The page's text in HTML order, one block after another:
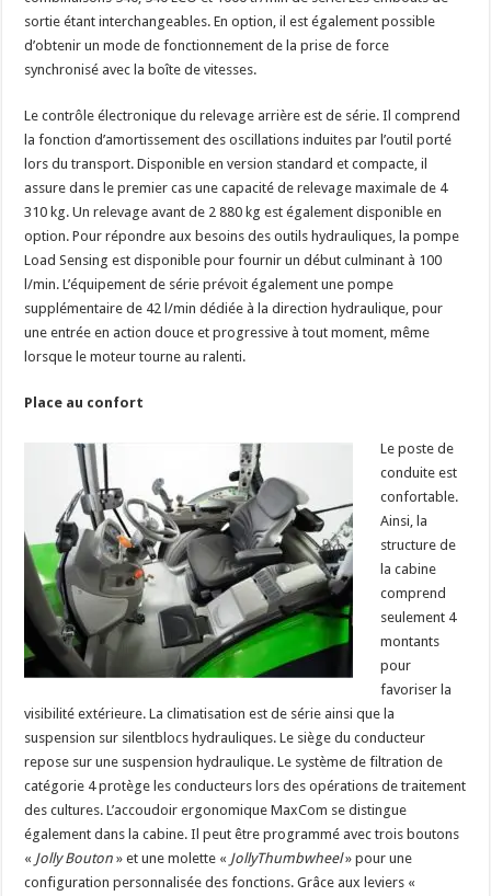
sortie étant interchangeables. En option, il est également possible
d’obtenir un mode de fonctionnement de la prise de force
synchronisé avec la boîte de vitesses.
Le contrôle électronique du relevage arrière est de série. Il comprend
la fonction d’amortissement des oscillations induites par l’outil porté
lors du transport. Disponible en version standard et compacte, il
assure dans le premier cas une capacité de relevage maximale de 4
310 kg. Un relevage avant de 2 880 kg est également disponible en
option. Pour répondre aux besoins des outils hydrauliques, la pompe
Load Sensing est disponible pour fournir un début culminant à 100
l/min. L’équipement de série prévoit également une pompe
supplémentaire de 42 l/min dédiée à la direction hydraulique, pour
une entrée en action douce et progressive à tout moment, même
lorsque le moteur tourne au ralenti.
Place au confort
Le poste de
conduite est
confortable.
Ainsi, la
structure de
la cabine
comprend
seulement 4
montants
pour
favoriser la
visibilité extérieure. La climatisation est de série ainsi que la
suspension sur silentblocs hydrauliques. Le siège du conducteur
repose sur une suspension hydraulique. Le système de filtration de
catégorie 4 protège les conducteurs lors des opérations de traitement
des cultures. L’accoudoir ergonomique MaxCom se distingue
également dans la cabine. Il peut être programmé avec trois boutons
« Jolly Bouton »et une molette « JollyThumbwheel» pour une
configuration personnalisée des fonctions. Grâce aux leviers «